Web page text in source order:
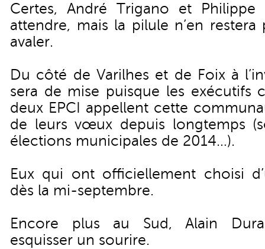
Certes, André Trigano et Philippe
attendre, mais la pilule n’en
avaler.
Du côté de Varilhes et de Foix à
sera de mise puisque les exécutifs
deux EPCI appellent cette
de leurs vœux depuis longtemps
élections municipales de 2014…).
Eux qui ont officiellement choisi
dès la mi-septembre.
Encore plus au Sud, Alain
esquisser un sourire.